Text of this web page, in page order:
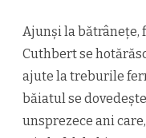
I
și
II)
de
L.
M.
Ajunși la
Cuthbert se
ajute la treburile
băiatul se
unsprezece ani